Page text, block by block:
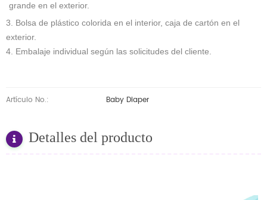
grande en el exterior.
3. Bolsa de plástico colorida en el interior, caja de cartón en el
exterior.
4. Embalaje individual según las solicitudes del cliente.
Artículo No.: Baby Diaper
Detalles del producto